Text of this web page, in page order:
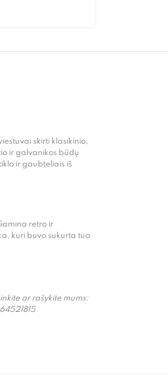
skirti klasikinio,
ir galvanikos būdų
ir gaubteliais iš
retro ir
kuri buvo sukurta tuo
ar rašykite mums: